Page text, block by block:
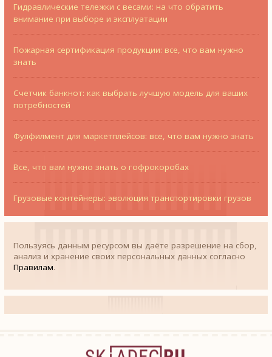
Гидравлические тележки с весами: на что обратить
внимание при выборе и эксплуатации
Пожарная сертификация продукции: все, что вам нужно
знать
Счетчик банкнот: как выбрать лучшую модель для ваших
потребностей
Фулфилмент для маркетплейсов: все, что вам нужно знать
Все, что вам нужно знать о гофрокоробах
Грузовые контейнеры: эволюция транспортировки грузов
Пользуясь данным ресурсом вы даёте разрешение на сбор,
анализ и хранение своих персональных данных согласно
Правилам.